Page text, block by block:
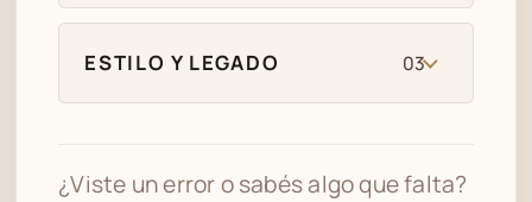
ESTILO Y LEGADO 03
¿Viste un error o sabés algo que falta?